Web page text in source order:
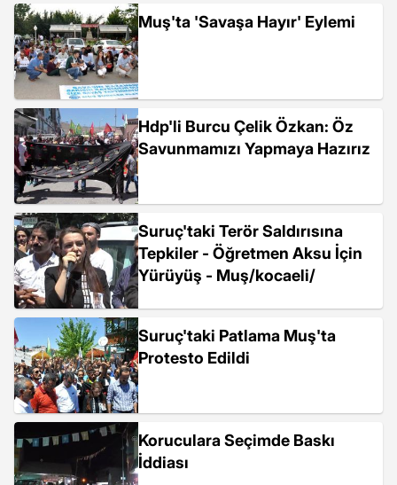
Muş'ta 'Savaşa Hayır' Eylemi
Hdp'li Burcu Çelik Özkan: Öz
Savunmamızı Yapmaya Hazırız
Suruç'taki Terör Saldırısına
Tepkiler - Öğretmen Aksu İçin
Yürüyüş - Muş/kocaeli/
Suruç'taki Patlama Muş'ta
Protesto Edildi
Koruculara Seçimde Baskı
İddiası